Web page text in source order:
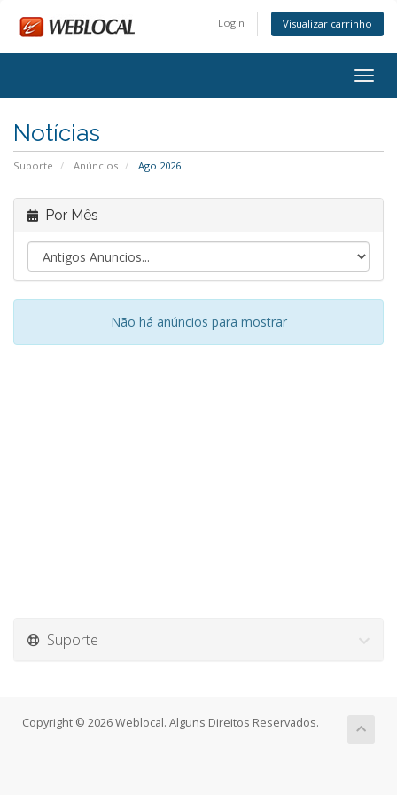
Login Visualizar carrinho
Notícias
Suporte Anúncios Ago 2026
Por Mês
Não há anúncios para mostrar
Suporte
Copyright © 2026 Weblocal. Alguns Direitos Reservados.